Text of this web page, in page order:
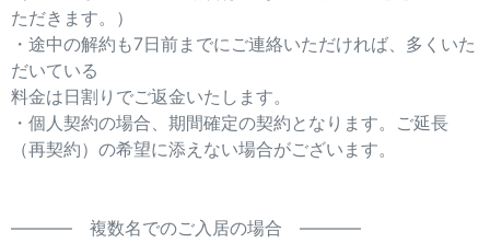
ただきます。）
・途中の解約も7日前までにご連絡いただければ、多くいた
だいている
料金は日割りでご返金いたします。
・個人契約の場合、期間確定の契約となります。ご延長
（再契約）の希望に添えない場合がございます。
———– 複数名でのご入居の場合 ———–